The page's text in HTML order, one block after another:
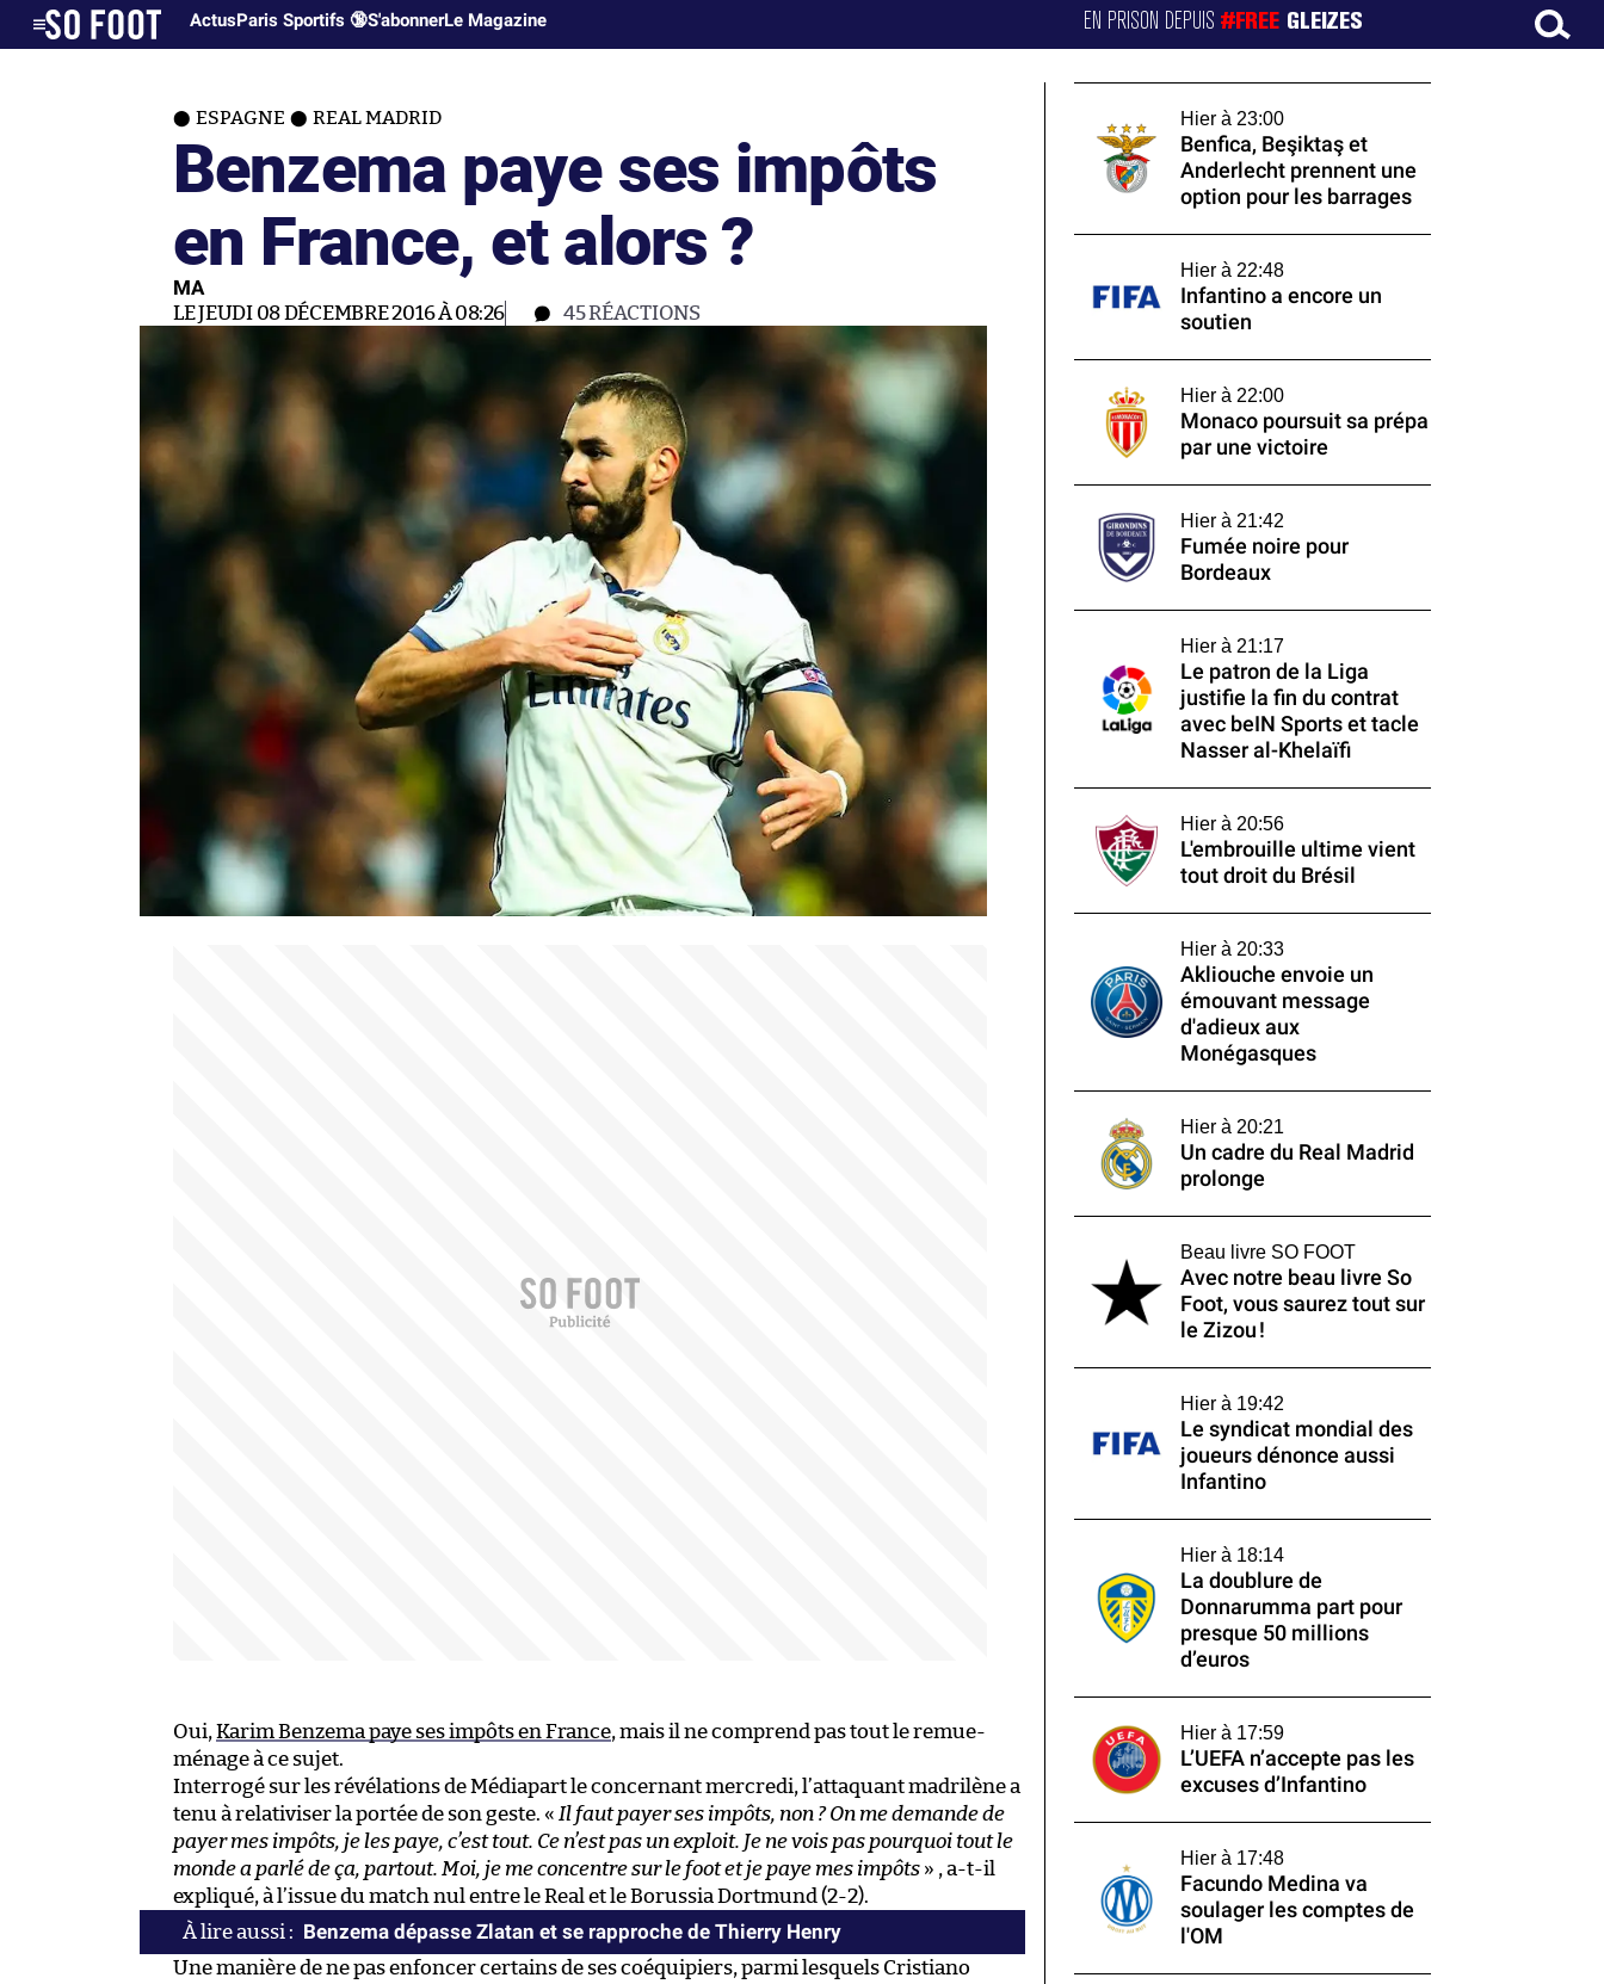
ActusParis Sportifs 🔞S'abonnerLe Magazine EN PRISON DEPUIS#FREE GLEIZES
ESPAGNE REAL MADRID
Benzema paye ses impôts
en France, et alors ?
MA
LE JEUDI 08 DÉCEMBRE 2016 À 08:26 45RÉACTIONS
Oui, Karim Benzema paye ses impôts en France, mais il ne comprend pas tout le remue-
ménage à ce sujet.
Interrogé sur les révélations de Médiapart le concernant mercredi, l’attaquant madrilène a
tenu à relativiser la portée de son geste. « Il faut payer ses impôts, non ? On me demande de
payer mes impôts, je les paye, c’est tout. Ce n’est pas un exploit. Je ne vois pas pourquoi tout le
monde a parlé de ça, partout. Moi, je me concentre sur le foot et je paye mes impôts » , a-t-il
expliqué, à l’issue du match nul entre le Real et le Borussia Dortmund (2-2).
Benzema dépasse Zlatan et se rapproche de Thierry Henry
Une manière de ne pas enfoncer certains de ses coéquipiers, parmi lesquels Cristiano
Hier à 23:00
Benfica, Beşiktaş et
Anderlecht prennent une
option pour les barrages
Hier à 22:48
Infantino a encore un
soutien
Hier à 22:00
Monaco poursuit sa prépa
par une victoire
Hier à 21:42
Fumée noire pour
Bordeaux
Hier à 21:17
Le patron de la Liga
justifie la fin du contrat
avec beIN Sports et tacle
Nasser al-Khelaïfi
Hier à 20:56
L'embrouille ultime vient
tout droit du Brésil
Hier à 20:33
Akliouche envoie un
émouvant message
d'adieux aux
Monégasques
Hier à 20:21
Un cadre du Real Madrid
prolonge
Beau livre SO FOOT
Avec notre beau livre So
Foot, vous saurez tout sur
le Zizou !
Hier à 19:42
Le syndicat mondial des
joueurs dénonce aussi
Infantino
Hier à 18:14
La doublure de
Donnarumma part pour
presque 50 millions
d’euros
Hier à 17:59
L’UEFA n’accepte pas les
excuses d’Infantino
Hier à 17:48
Facundo Medina va
soulager les comptes de
l'OM